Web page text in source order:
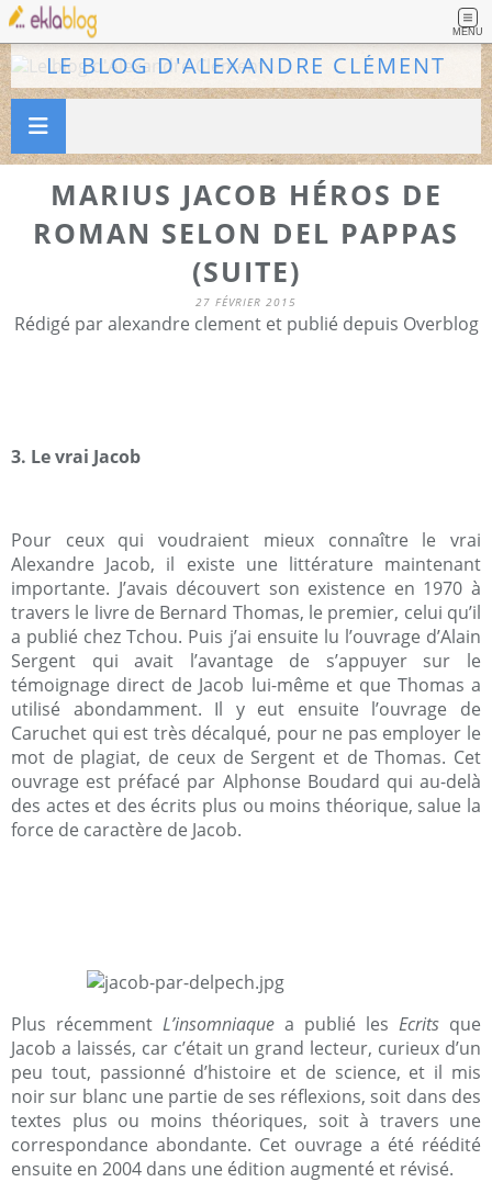
MENU
LE BLOG D'ALEXANDRE CLÉMENT
MARIUS JACOB HÉROS DE
ROMAN SELON DEL PAPPAS
(SUITE)
27 FÉVRIER 2015
Rédigé par alexandre clement et publié depuis Overblog
3. Le vrai Jacob
Pour ceux qui voudraient mieux connaître le vrai
Alexandre Jacob, il existe une littérature maintenant
importante. J’avais découvert son existence en 1970 à
travers le livre de Bernard Thomas, le premier, celui qu’il
a publié chez Tchou. Puis j’ai ensuite lu l’ouvrage d’Alain
Sergent qui avait l’avantage de s’appuyer sur le
témoignage direct de Jacob lui-même et que Thomas a
utilisé abondamment. Il y eut ensuite l’ouvrage de
Caruchet qui est très décalqué, pour ne pas employer le
mot de plagiat, de ceux de Sergent et de Thomas. Cet
ouvrage est préfacé par Alphonse Boudard qui au-delà
des actes et des écrits plus ou moins théorique, salue la
force de caractère de Jacob.
Plus récemment L’insomniaque a publié les Ecrits que
Jacob a laissés, car c’était un grand lecteur, curieux d’un
peu tout, passionné d’histoire et de science, et il mis
noir sur blanc une partie de ses réflexions, soit dans des
textes plus ou moins théoriques, soit à travers une
correspondance abondante. Cet ouvrage a été réédité
ensuite en 2004 dans une édition augmenté et révisé.